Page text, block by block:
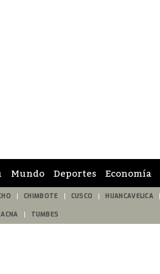
Mundo Deportes Economía
CHIMBOTE CUSCO HUANCAVELICA
TUMBES